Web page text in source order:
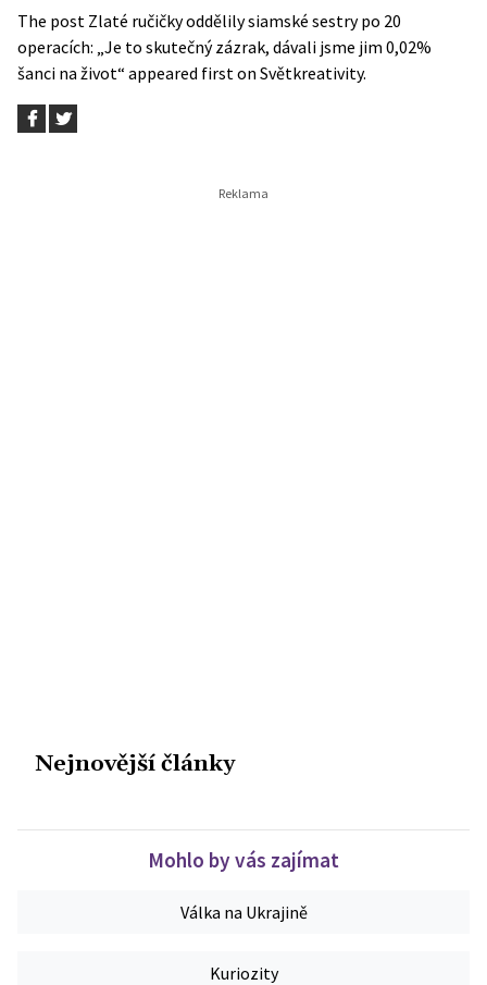
The post Zlaté ručičky oddělily siamské sestry po 20
operacích: „Je to skutečný zázrak, dávali jsme jim 0,02%
šanci na život“ appeared first on Světkreativity.
Nejnovější články
Mohlo by vás zajímat
Válka na Ukrajině
Kuriozity